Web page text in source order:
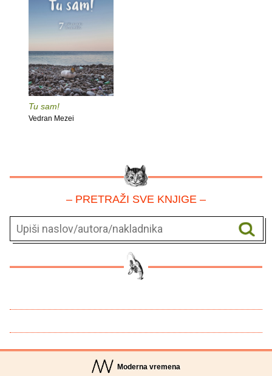
Tu sam!
Vedran Mezei
– PRETRAŽI SVE KNJIGE –
Moderna vremena